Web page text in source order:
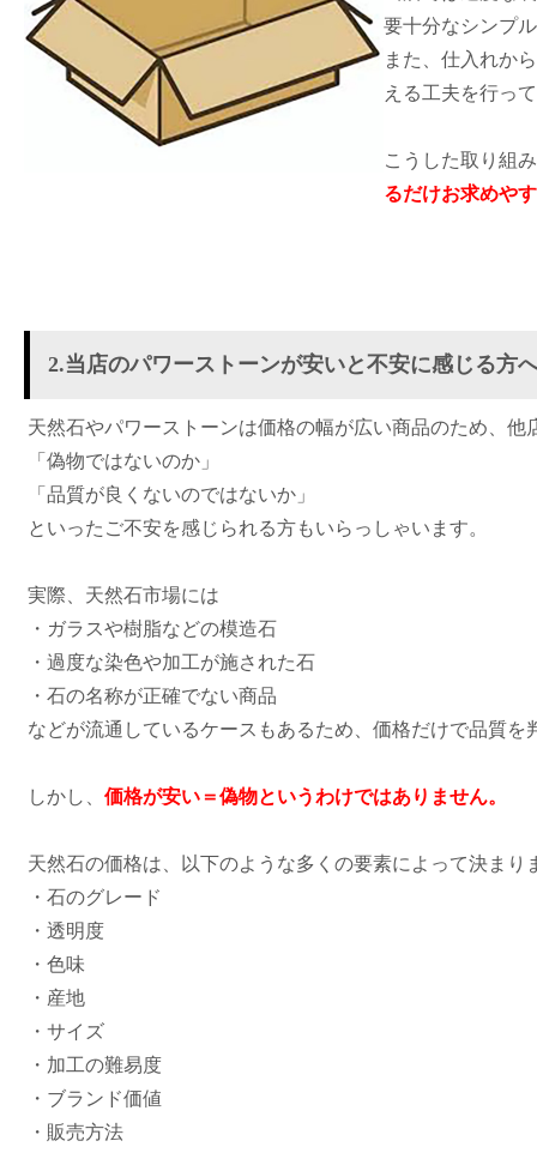
要十分なシンプ
また、仕入れか
える工夫を行っ
こうした取り組
るだけお求めや
2.当店のパワーストーンが安いと不安に感じる方
天然石やパワーストーンは価格の幅が広い商品のため、他
「偽物ではないのか」
「品質が良くないのではないか」
といったご不安を感じられる方もいらっしゃいます。
実際、天然石市場には
・ガラスや樹脂などの模造石
・過度な染色や加工が施された石
・石の名称が正確でない商品
などが流通しているケースもあるため、価格だけで品質
しかし、 価格が安い＝偽物というわけではありません。
天然石の価格は、以下のような多くの要素によって決まり
・石のグレード
・透明度
・色味
・産地
・サイズ
・加工の難易度
・ブランド価値
・販売方法